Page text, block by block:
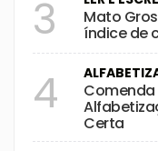
3 Mato
índice de
4
Certa